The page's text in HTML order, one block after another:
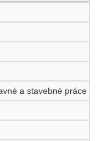
a stavebné práce